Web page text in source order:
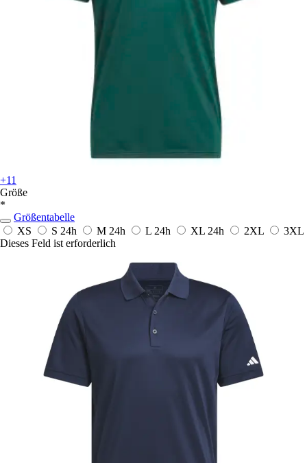
+11
Größe
*
Größentabelle
XS
S 24h M 24h L 24h XL 24h 2XL
3XL
Dieses Feld ist erforderlich